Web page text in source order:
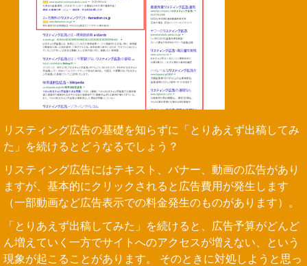
リスティング広告の基礎を知らずに「とりあえず出稿してみ
た」を続けるとどうなるでしょう？
リスティング広告にはテキスト、バナー、動画の広告があり
ますが、基本的にクリックされると広告費用が発生します
（一部動画など広告表示での料金発生のものがあります）。
「とりあえず出稿してみた」を続けると、広告予算がどんど
ん増えていく一方でサイトへのアクセスが増えない、という
現象が起こることがあります。 そのときに対処しようと思っ